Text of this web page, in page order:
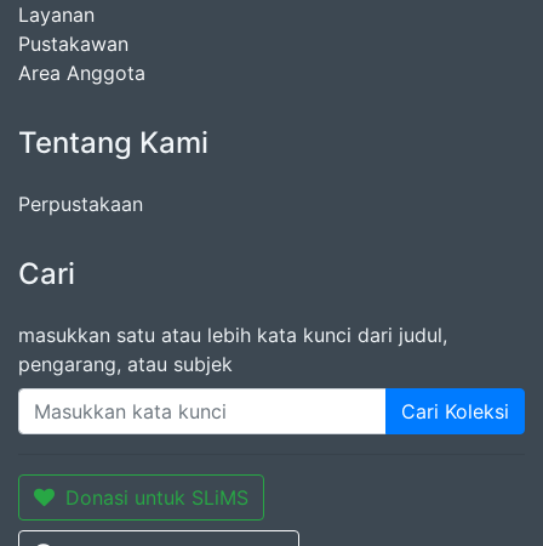
Layanan
Pustakawan
Area Anggota
Tentang Kami
Perpustakaan
Cari
masukkan satu atau lebih kata kunci dari judul,
pengarang, atau subjek
Cari Koleksi
Donasi untuk SLiMS